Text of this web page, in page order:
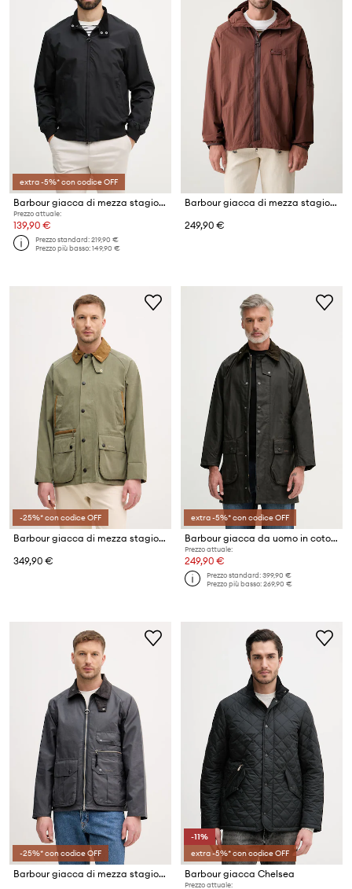
extra -5%* con codice OFF
Barbour giacca di mezza stagione da uomo Royston
Prezzo attuale:
139,90 €
Prezzo standard:219,90 €
Prezzo più basso:149,90 €
Barbour giacca di mezza stagione da uomo
249,90 €
-25%* con codice OFF
Barbour giacca di mezza stagione da uomo con cotone Bedale
349,90 €
extra -5%* con codice OFF
Barbour giacca da uomo in cotone Northumbria
Prezzo attuale:
249,90 €
Prezzo standard:399,90 €
Prezzo più basso:269,90 €
-25%* con codice OFF
Barbour giacca di mezza stagione da uomo in cotone
-11%
extra -5%* con codice OFF
Barbour giacca Chelsea
Prezzo attuale: